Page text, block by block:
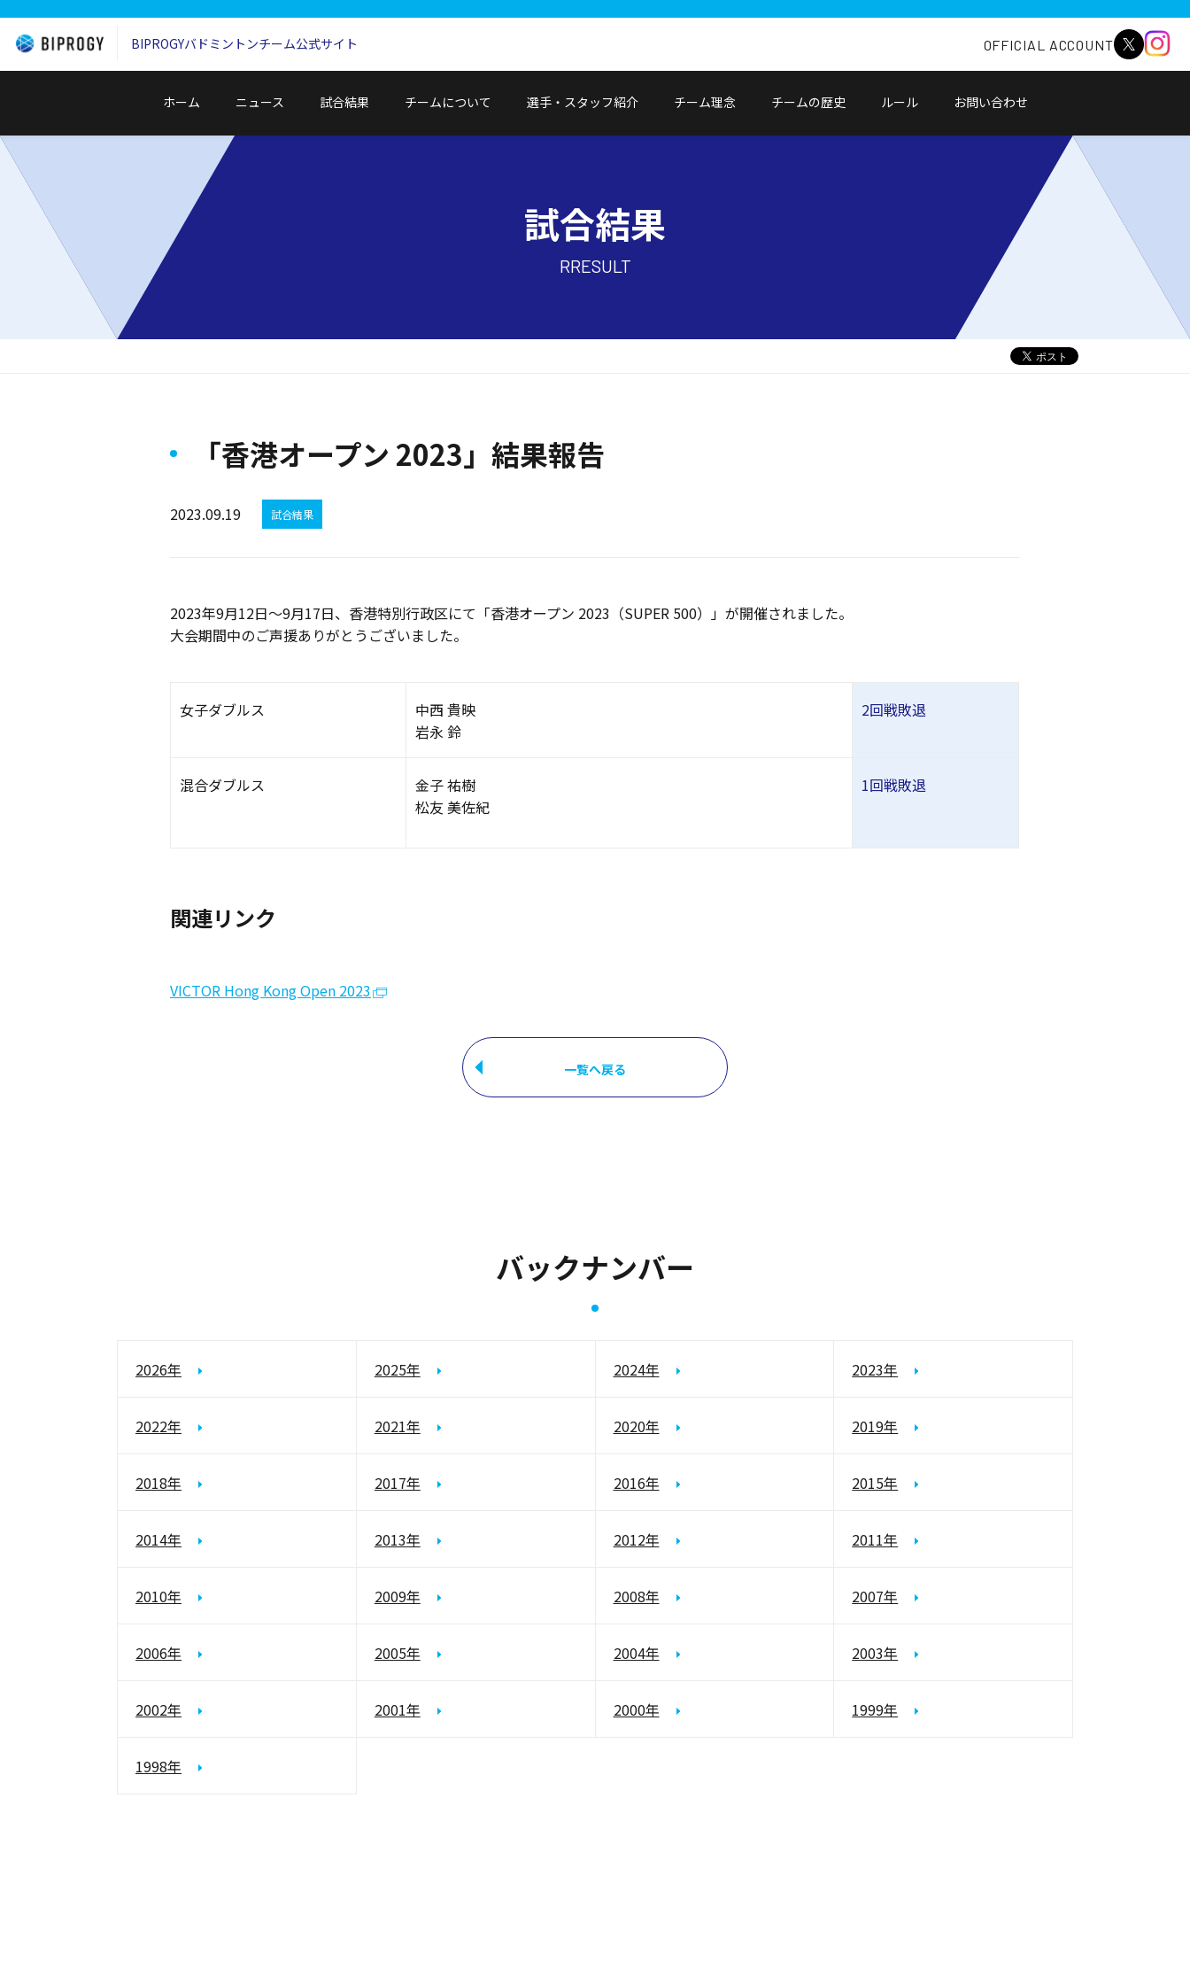
BIPROGYバドミントンチーム公式サイト OFFICIAL ACCOUNT
ホーム ニュース 試合結果 チームについて 選手・スタッフ紹介 チーム理念 チームの歴史 ルール お問い合わせ
ウ
ド
ウ
試合結果
RRESULT
「香港オープン 2023」結果報告
2023.09.19 試合結果
2023年9月12日～9月17日、 香港特別行政区にて「香港オープン 2023（SUPER 500）」が開催されました。
大会期間中のご声援ありがとうございました。
女子ダブルス
中西 貴映
岩永 鈴
2回戦敗退
混合ダブルス
金子 祐樹
松友 美佐紀
1回戦敗退
関連リンク
VICTOR Hong Kong Open 2023
一覧へ戻る
バックナンバー
2026年 2025年 2024年 2023年
2022年 2021年 2020年 2019年
2018年 2017年 2016年 2015年
2014年 2013年 2012年 2011年
2010年 2009年 2008年 2007年
2006年 2005年 2004年 2003年
2002年 2001年 2000年 1999年
1998年